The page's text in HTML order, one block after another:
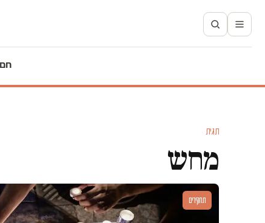
חם
תגית
מחש
תחקירים